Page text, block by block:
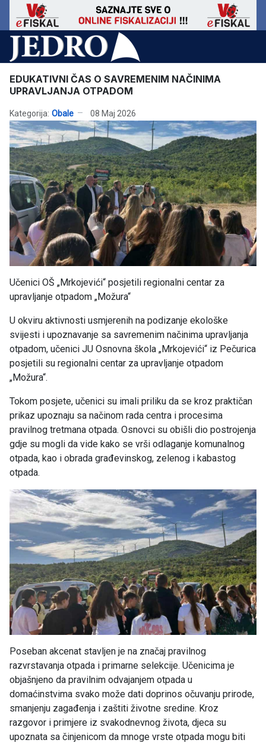
EDUKATIVNI ČAS O SAVREMENIM NAČINIMA
UPRAVLJANJA OTPADOM
Kategorija: Obale 08 Maj 2026
Učenici OŠ „Mrkojevići“ posjetili regionalni centar za
upravljanje otpadom „Možura“
U okviru aktivnosti usmjerenih na podizanje ekološke
svijesti i upoznavanje sa savremenim načinima upravljanja
otpadom, učenici JU Osnovna škola „Mrkojevići“ iz Pečurica
posjetili su regionalni centar za upravljanje otpadom
„Možura“.
Tokom posjete, učenici su imali priliku da se kroz praktičan
prikaz upoznaju sa načinom rada centra i procesima
pravilnog tretmana otpada. Osnovci su obišli dio postrojenja
gdje su mogli da vide kako se vrši odlaganje komunalnog
otpada, kao i obrada građevinskog, zelenog i kabastog
otpada.
Poseban akcenat stavljen je na značaj pravilnog
razvrstavanja otpada i primarne selekcije. Učenicima je
objašnjeno da pravilnim odvajanjem otpada u
domaćinstvima svako može dati doprinos očuvanju prirode,
smanjenju zagađenja i zaštiti životne sredine. Kroz
razgovor i primjere iz svakodnevnog života, djeca su
upoznata sa činjenicom da mnoge vrste otpada mogu biti